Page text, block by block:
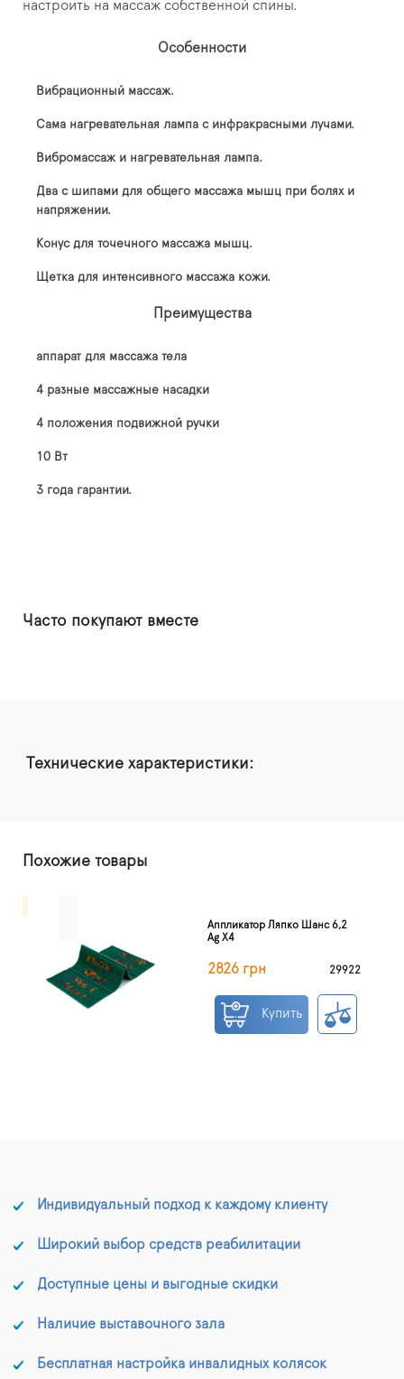
настроить на массаж собственной спины.
Особенности
Вибрационный массаж.
Сама нагревательная лампа с инфракрасными лучами.
Вибромассаж и нагревательная лампа.
Два с шипами для общего массажа мышц при болях и
напряжении.
Конус для точечного массажа мышц.
Щетка для интенсивного массажа кожи.
Преимущества
аппарат для массажа тела
4 разные массажные насадки
4 положения подвижной ручки
10 Вт
3 года гарантии.
Часто покупают вместе
Технические характеристики:
Похожие товары
Аппликатор Ляпко Шанс 6,2
Ag Х4
2826 грн 29922
Купить
Индивидуальный подход к каждому клиенту
Широкий выбор средств реабилитации
Доступные цены и выгодные скидки
Наличие выставочного зала
Бесплатная настройка инвалидных колясок